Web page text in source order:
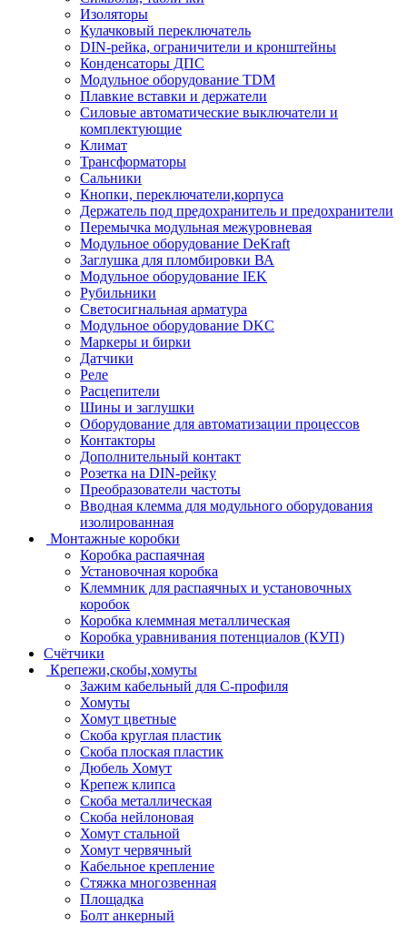
Изоляторы
Кулачковый переключатель
DIN-рейка, ограничители и кронштейны
Конденсаторы ДПС
Модульное оборудование TDM
Плавкие вставки и держатели
Силовые автоматические выключатели и
комплектующие
Климат
Трансформаторы
Сальники
Кнопки, переключатели,корпуса
Держатель под предохранитель и предохранители
Перемычка модульная межуровневая
Модульное оборудование DeKraft
Заглушка для пломбировки ВА
Модульное оборудование IEK
Рубильники
Светосигнальная арматура
Модульное оборудование DKC
Маркеры и бирки
Датчики
Реле
Расцепители
Шины и заглушки
Оборудование для автоматизации процессов
Контакторы
Дополнительный контакт
Розетка на DIN-рейку
Преобразователи частоты
Вводная клемма для модульного оборудования
изолированная
Монтажные коробки
Коробка распаячная
Установочная коробка
Клеммник для распаячных и установочных
коробок
Коробка клеммная металлическая
Коробка уравнивания потенциалов (КУП)
Счётчики
Крепежи,скобы,хомуты
Зажим кабельный для С-профиля
Хомуты
Хомут цветные
Скоба круглая пластик
Скоба плоская пластик
Дюбель Хомут
Крепеж клипса
Скоба металлическая
Скоба нейлоновая
Хомут стальной
Хомут червячный
Кабельное крепление
Стяжка многозвенная
Площадка
Болт анкерный